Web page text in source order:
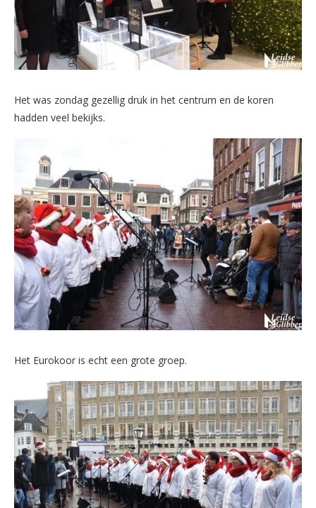
Het was zondag gezellig druk in het centrum en de koren
hadden veel bekijks.
Het Eurokoor is echt een grote groep.